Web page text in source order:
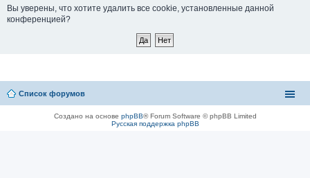
Вы уверены, что хотите удалить все cookie, установленные данной
конференцией?
Список форумов
Создано на основе phpBB® Forum Software © phpBB Limited
Русская поддержка phpBB